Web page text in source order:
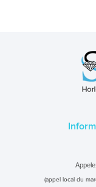
(appel local du